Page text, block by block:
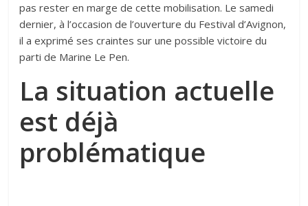
pas rester en marge de cette mobilisation. Le samedi
dernier, à l’occasion de l’ouverture du Festival d’Avignon,
il a exprimé ses craintes sur une possible victoire du
parti de Marine Le Pen.
La situation actuelle
est déjà
problématique